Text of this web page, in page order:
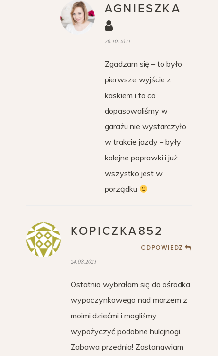
AGNIESZKA
20.10.2021
Zgadzam się – to było
pierwsze wyjście z
kaskiem i to co
dopasowaliśmy w
garażu nie wystarczyło
w trakcie jazdy – były
kolejne poprawki i już
wszystko jest w
porządku
KOPICZKA852
ODPOWIEDZ
24.08.2021
Ostatnio wybrałam się do ośrodka
wypoczynkowego nad morzem z
moimi dziećmi i mogliśmy
wypożyczyć podobne hulajnogi.
Zabawa przednia! Zastanawiam